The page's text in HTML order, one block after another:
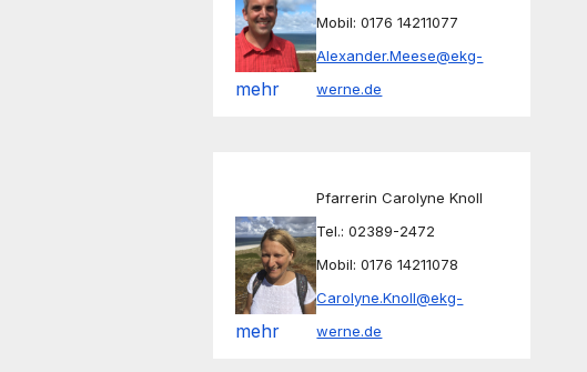
mehr
Mobil: 0176 14211077
Alexander.Meese@ekg-
werne.de
mehr
Pfarrerin Carolyne Knoll
Tel.: 02389-2472
Mobil: 0176 14211078
Carolyne.Knoll@ekg-
werne.de